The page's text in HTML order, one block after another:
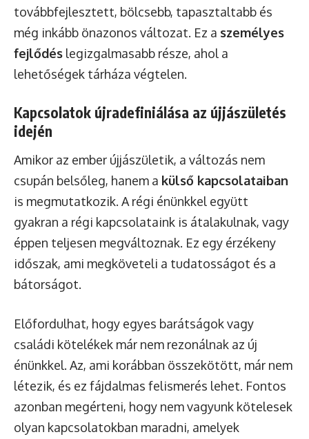
továbbfejlesztett, bölcsebb, tapasztaltabb és
még inkább önazonos változat. Ez a személyes
fejlődés legizgalmasabb része, ahol a
lehetőségek tárháza végtelen.
Kapcsolatok újradefiniálása az újjászületés
idején
Amikor az ember újjászületik, a változás nem
csupán belsőleg, hanem a külső kapcsolataiban
is megmutatkozik. A régi énünkkel együtt
gyakran a régi kapcsolataink is átalakulnak, vagy
éppen teljesen megváltoznak. Ez egy érzékeny
időszak, ami megköveteli a tudatosságot és a
bátorságot.
Előfordulhat, hogy egyes barátságok vagy
családi kötelékek már nem rezonálnak az új
énünkkel. Az, ami korábban összekötött, már nem
létezik, és ez fájdalmas felismerés lehet. Fontos
azonban megérteni, hogy nem vagyunk kötelesek
olyan kapcsolatokban maradni, amelyek